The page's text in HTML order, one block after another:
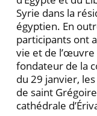
Syrie dans la
égyptien. En
participants ont
vie et de l’œuvre
fondateur de la
du 29 janvier,
de saint
cathédrale